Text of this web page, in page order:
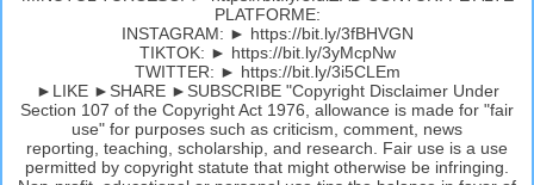
PLATFORME:
INSTAGRAM: ► https://bit.ly/3fBHVGN
TIKTOK: ► https://bit.ly/3yMcpNw
TWITTER: ► https://bit.ly/3i5CLEm
►LIKE ►SHARE ►SUBSCRIBE "Copyright Disclaimer Under
Section 107 of the Copyright Act 1976, allowance is made for "fair
use" for purposes such as criticism, comment, news
reporting, teaching, scholarship, and research. Fair use is a use
permitted by copyright statute that might otherwise be infringing.